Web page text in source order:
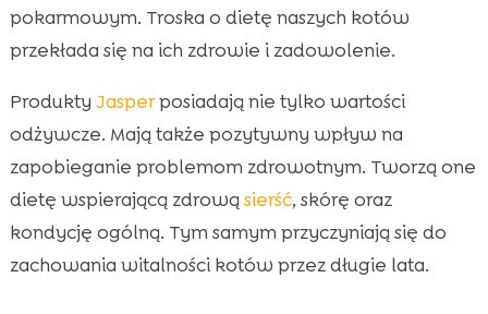
pokarmowym. Troska o dietę naszych kotów
przekłada się na ich zdrowie i zadowolenie.
Produkty Jasperposiadają nie tylko wartości
odżywcze. Mają także pozytywny wpływ na
zapobieganie problemom zdrowotnym. Tworzą one
dietę wspierającą zdrową sierść, skórę oraz
kondycję ogólną. Tym samym przyczyniają się do
zachowania witalności kotów przez długie lata.